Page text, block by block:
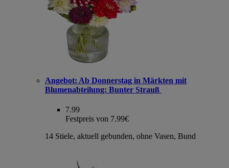
Angebot: Ab Donnerstag in Märkten mit
Blumenabteilung: Bunter Strauß
7.99
Festpreis von 7.99€
14 Stiele, aktuell gebunden, ohne Vasen, Bund